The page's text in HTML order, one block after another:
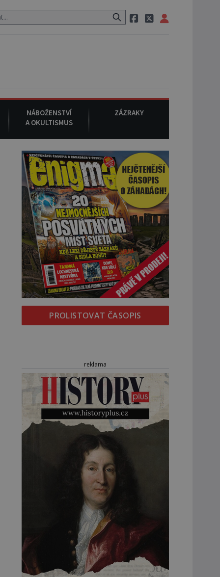
cestě utíká zvláštní psovitá šelma, údajně bájná čupakabra.
NÁBOŽENSTVÍ
A OKULTISMUS
ZÁZRAKY
PROLISTOVAT ČASOPIS
reklama